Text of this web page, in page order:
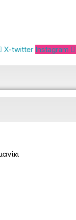
X-twitter Instagram